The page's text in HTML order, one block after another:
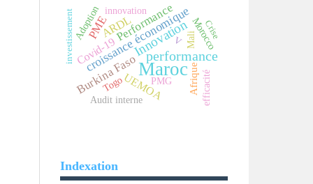
Maroc
performance
Innovation
croissance économique
Performance
Burkina Faso
ARDL
PME
Covid-19
UEMOA Afrique
Morocco
Adoption innovation
Togo
V
Audit interne
Mali
PMG efficacité
Crise
investissement
Indexation